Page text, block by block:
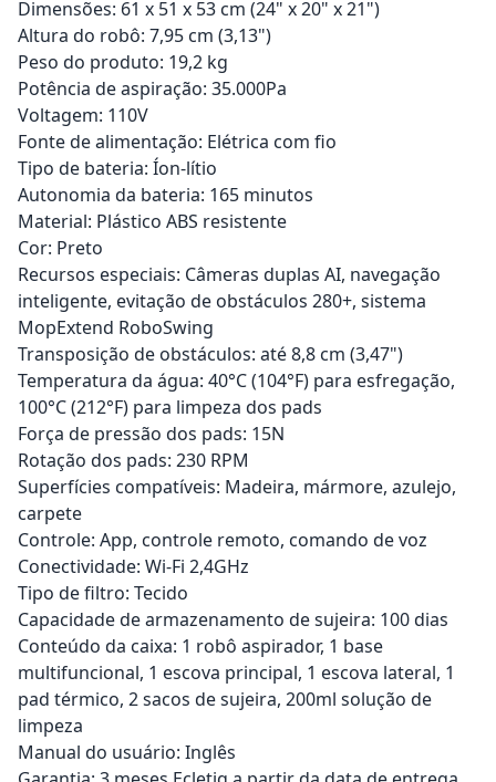
Dimensões: 61 x 51 x 53 cm (24" x 20" x 21")
Altura do robô: 7,95 cm (3,13")
Peso do produto: 19,2 kg
Potência de aspiração: 35.000Pa
Voltagem: 110V
Fonte de alimentação: Elétrica com fio
Tipo de bateria: Íon-lítio
Autonomia da bateria: 165 minutos
Material: Plástico ABS resistente
Cor: Preto
Recursos especiais: Câmeras duplas AI, navegação
inteligente, evitação de obstáculos 280+, sistema
MopExtend RoboSwing
Transposição de obstáculos: até 8,8 cm (3,47")
Temperatura da água: 40°C (104°F) para esfregação,
100°C (212°F) para limpeza dos pads
Força de pressão dos pads: 15N
Rotação dos pads: 230 RPM
Superfícies compatíveis: Madeira, mármore, azulejo,
carpete
Controle: App, controle remoto, comando de voz
Conectividade: Wi-Fi 2,4GHz
Tipo de filtro: Tecido
Capacidade de armazenamento de sujeira: 100 dias
Conteúdo da caixa: 1 robô aspirador, 1 base
multifuncional, 1 escova principal, 1 escova lateral, 1
pad térmico, 2 sacos de sujeira, 200ml solução de
limpeza
Manual do usuário: Inglês